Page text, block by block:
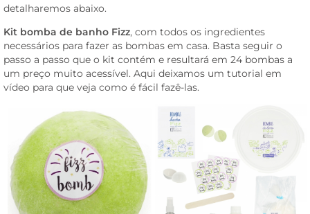
detalharemos abaixo.
Kit bomba de banho Fizz, com todos os ingredientes
necessários para fazer as bombas em casa. Basta seguir o
passo a passo que o kit contém e resultará em 24 bombas a
um preço muito acessível. Aqui deixamos um tutorial em
vídeo para que veja como é fácil fazê-las.